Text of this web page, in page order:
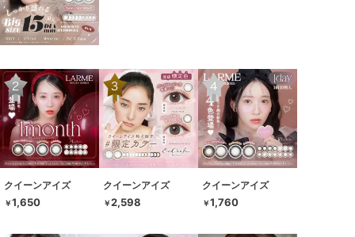
クイーンアイズ
￥1,650
クイーンアイズ
￥2,598
クイーンアイズ
￥1,760